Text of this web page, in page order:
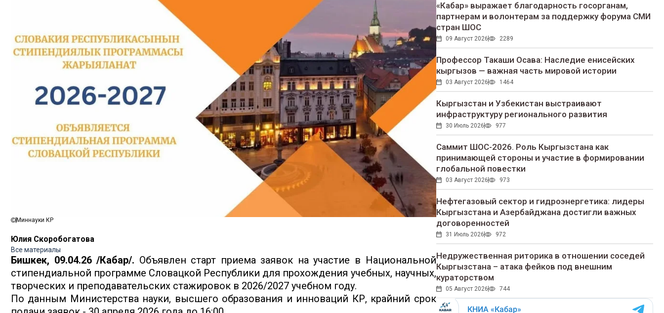
Миннауки КР
Юлия Скоробогатова
Все материалы
Бишкек, 09.04.26 /Кабар/. Объявлен старт приема заявок на участие в Национальной
стипендиальной программе Словацкой Республики для прохождения учебных, научных,
творческих и преподавательских стажировок в 2026/2027 учебном году.
По данным Министерства науки, высшего образования и инноваций КР, крайний срок
«Кабар» выражает благодарность госорганам,
партнерам и волонтерам за поддержку форума СМИ
стран ШОС
09 Август 2026 2289
Профессор Такаши Осава: Наследие енисейских
кыргызов — важная часть мировой истории
03 Август 2026 1464
Кыргызстан и Узбекистан выстраивают
инфраструктуру регионального развития
30 Июль 2026 977
Саммит ШОС-2026. Роль Кыргызстана как
принимающей стороны и участие в формировании
глобальной повестки
03 Август 2026 973
Нефтегазовый сектор и гидроэнергетика: лидеры
Кыргызстана и Азербайджана достигли важных
договоренностей
31 Июль 2026 972
Недружественная риторика в отношении соседей
Кыргызстана – атака фейков под внешним
кураторством
05 Август 2026 744